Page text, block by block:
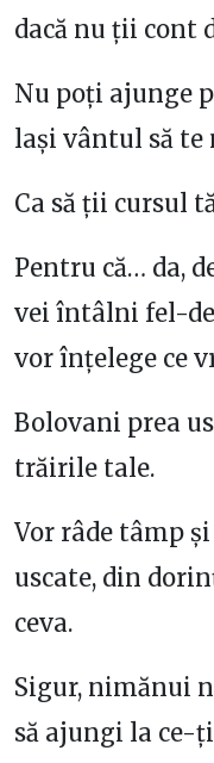
dacă nu ții cont
Nu poți ajunge
lași vântul să te
Ca să ții cursul
Pentru că… da,
vei întâlni fel-
vor înțelege ce
Bolovani prea
trăirile tale.
Vor râde tâmp
uscate, din
ceva.
Sigur, nimănui
să ajungi la ce-